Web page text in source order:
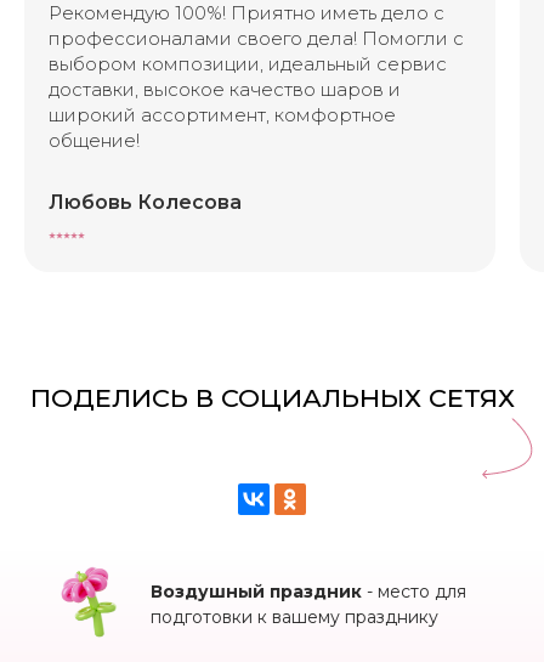
Рекомендую 100%! Приятно иметь дело с
профессионалами своего дела! Помогли с
выбором композиции, идеальный сервис
доставки, высокое качество шаров и
широкий ассортимент, комфортное
общение!
Любовь Колесова
⭑⭑⭑⭑⭑
Воздушный праздник - место для
подготовки к вашему празднику